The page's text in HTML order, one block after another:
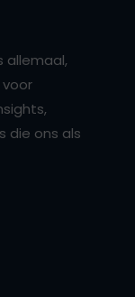
allemaal,
die ons als